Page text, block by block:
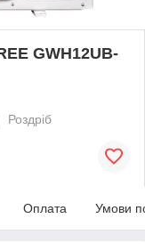
GWH12UB-
Роздріб
Оплата Умови